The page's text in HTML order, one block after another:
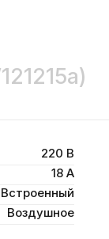
220 В
18 A
Встроенный
Воздушное